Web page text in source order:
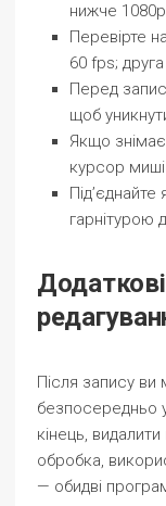
нижче
Перевірте
60 fps;
Перед
щоб
Якщо
курсор миші
гарнітурою
Після запису ви
безпосередньо
кінець,
обробка,
— обидві